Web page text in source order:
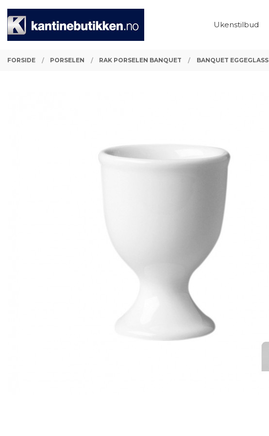
innholdet
PRODUKTER
Ukenstilbud
Lukk
FORSIDE PORSELEN RAK PORSELEN BANQUET BANQUET EGGEGLASS